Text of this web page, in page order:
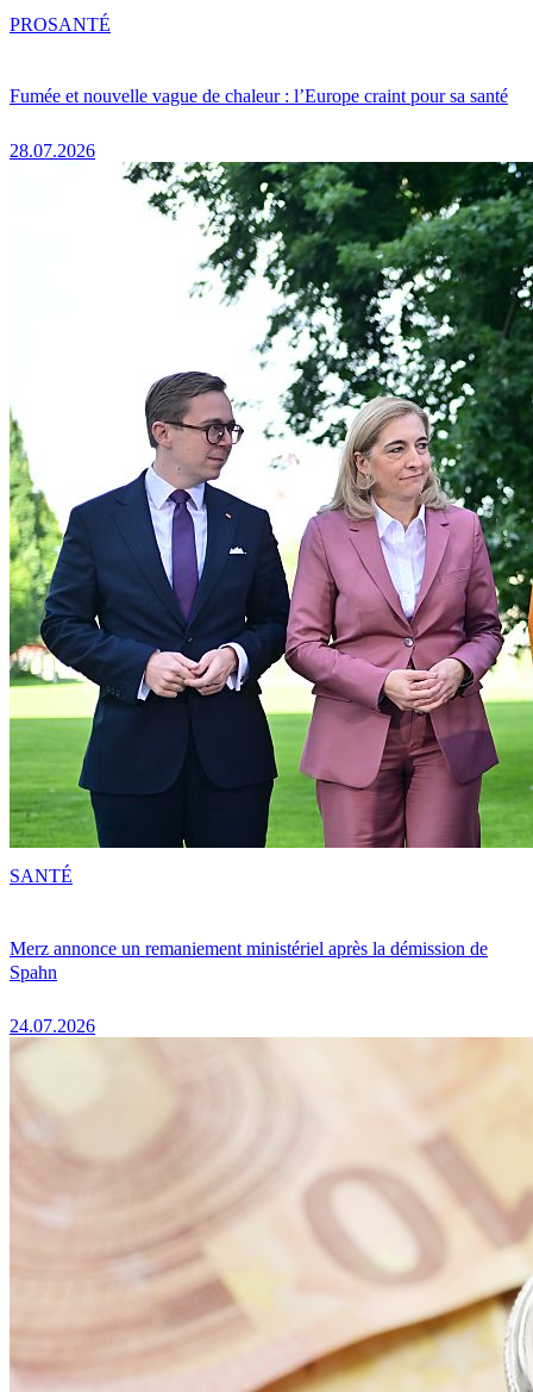
Fumée et nouvelle vague de chaleur : l’Europe craint pour sa santé
28.07.2026
PROSANTÉ
Merz annonce un remaniement ministériel après la démission de
Spahn
24.07.2026
SANTÉ